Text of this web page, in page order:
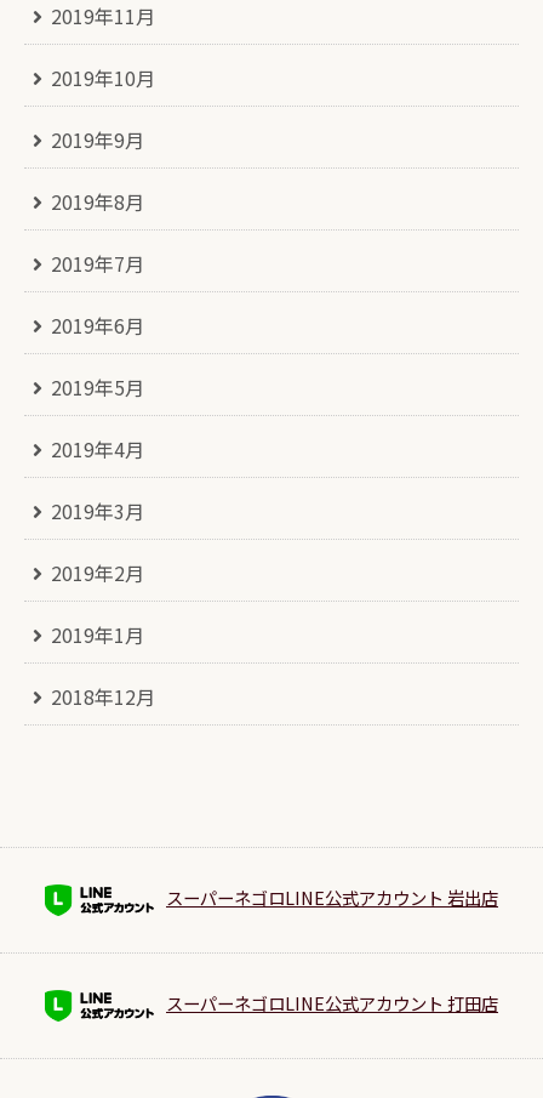
2019年11月
2019年10月
2019年9月
2019年8月
2019年7月
2019年6月
2019年5月
2019年4月
2019年3月
2019年2月
2019年1月
2018年12月
スーパーネゴロLINE公式アカウント 岩出店
スーパーネゴロLINE公式アカウント 打田店